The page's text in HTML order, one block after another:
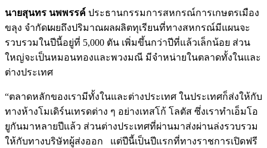
นายสุนทร นพพรรค์ ประธานกรรมการสหกรณ์การเกษตรเมือง
ขลุง จำกัดเผยถึงปริมาณผลผลิตทุเรียนที่ทางสหกรณ์มีแผนจะ
รวบรวมในปีนี้อยู่ที่ 5,000 ตัน เพิ่มขึ้นกว่าปีที่แล้วเล็กน้อย ส่วน
ใหญ่จะเป็นหมอนทองและพวงมณี มีจำหน่ายในตลาดทั้งในและ
ต่างประเทศ
“ตลาดหลักของเรามีทั้งในและต่างประเทศ ในประเทศก็ส่งให้กับ
ทางห้างโมเดิร์นเทรดต่าง ๆ อย่างเทสโก้ โลตัส ซึ่งเราทำเอ็มโอ
ยูกันมาหลายปีแล้ว ส่วนต่างประเทศที่ผ่านมาส่งผ่านล่งรวบรวม
ให้กับทางบริษัทผู้ส่งออก แต่ปีนี้เป็นปีแรกที่ทางราชการเปิดฟรี